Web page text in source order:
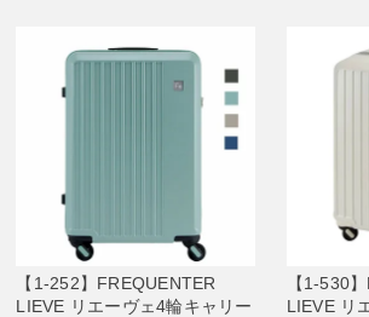
【1-252】FREQUENTER
LIEVE リエーヴェ4輪キャリー
【1-530
LIEVE リ